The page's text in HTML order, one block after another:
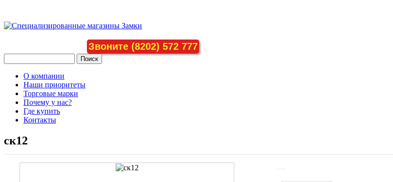
Звоните (8202) 572 777
О компании
Наши приоритеты
Торговые марки
Почему у нас?
Где купить
Контакты
ск12